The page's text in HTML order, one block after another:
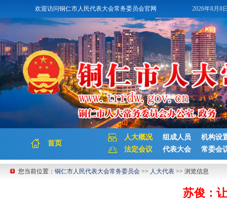
欢迎访问铜仁市人民代表大会常务委员会官网 2026年8月8
首页
人大概况 组成人员
机构设
法定会议
代表大会 常委会
您当前位置： 铜仁市人民代表大会常务委员会 >> 人大代表 >> 浏览信息
苏俊：